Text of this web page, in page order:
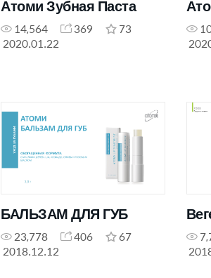
Атоми Зубная Паста
14,564 369
73
2020.01.22
БАЛЬЗАМ ДЛЯ ГУБ
23,778 406
67
2018.12.12